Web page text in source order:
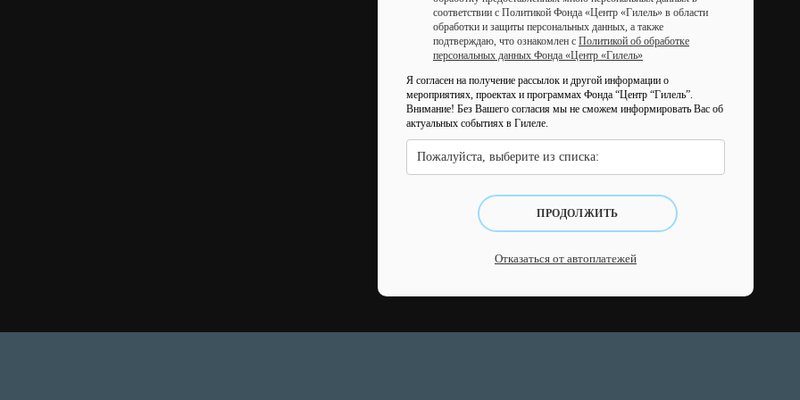
соответствии с Политикой Фонда «Центр «Гилель» в области
обработки и защиты персональных данных, а также
подтверждаю, что ознакомлен с Политикой об обработке
персональных данных Фонда «Центр «Гилель»
Я согласен на получение рассылок и другой информации о
мероприятиях, проектах и программах Фонда “Центр “Гилель”.
Внимание! Без Вашего согласия мы не сможем информировать Вас об
актуальных событиях в Гилеле.
Пожалуйста, выберите из списка:
ПРОДОЛЖИТЬ
Отказаться от автоплатежей